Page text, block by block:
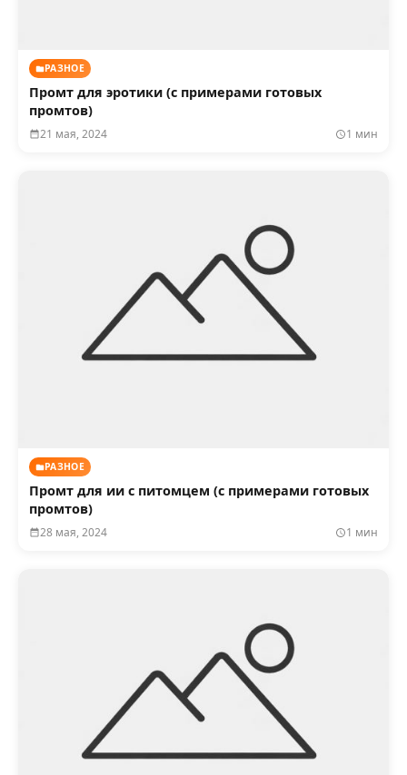
РАЗНОЕ
Промт для эротики (с примерами готовых
промтов)
21 мая, 2024 1 мин
РАЗНОЕ
Промт для ии с питомцем (с примерами готовых
промтов)
28 мая, 2024 1 мин